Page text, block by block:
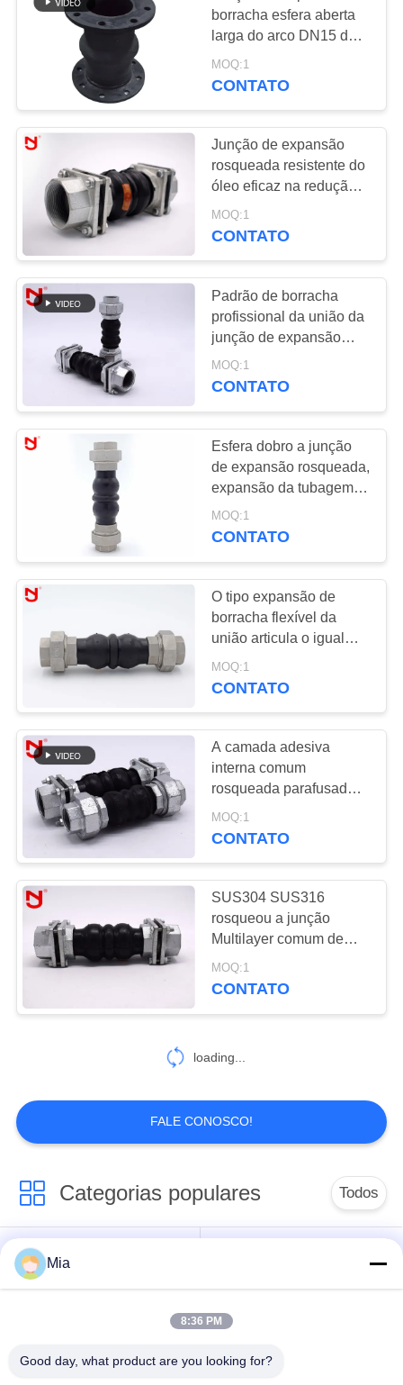
CONTACTE-
NOTÍCIA
PEÇA
UMAS
CITAÇÕES
MAPA
DO
POLÍTICA
DE
PRIVACIDADE
borracha esfera aberta
larga do arco DN15 da
única
MOQ:1
CONTATO
Junção de expansão
rosqueada resistente do
óleo eficaz na redução
de custos para a
construção de sistemas
MOQ:1
CONTATO
Padrão de borracha
profissional da união da
junção de expansão
200mm de EPDM BSPT
NPT
MOQ:1
CONTATO
Esfera dobro a junção
de expansão rosqueada,
expansão da tubagem
articula a resistência de
alta pressão
MOQ:1
CONTATO
O tipo expansão de
borracha flexível da
união articula o igual
preto da cor dá forma às
telas de nylon do cabo
MOQ:1
CONTATO
A camada adesiva
interna comum
rosqueada parafusada
de expansão uniu o
material sem emenda de
MOQ:1
CONTATO
SUS304 SUS316
rosqueou a junção
Multilayer comum de
Woggle do metal de
Proofinf da expansão
MOQ:1
CONTATO
loading...
FALE CONOSCO!
Categorias populares Todos
Junção de expansão
de borracha da única
esfera
rosqueada
junção de expansão
de borracha da esfera
Mia
8:36 PM
Good day, what product are you looking for?